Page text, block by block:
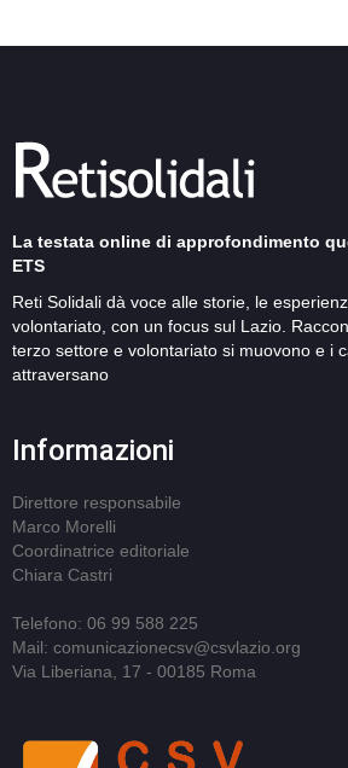
La testata online di approfondimento
ETS
Reti Solidali dà voce alle storie, le
volontariato, con un focus sul Lazio.
terzo settore e volontariato si muovono e i
attraversano
Informazioni
Direttore responsabile
Marco Morelli
Coordinatrice editoriale
Chiara Castri
Telefono: 06 99 588 225
Mail: comunicazionecsv@csvlazio.org
Via Liberiana, 17 - 00185 Roma